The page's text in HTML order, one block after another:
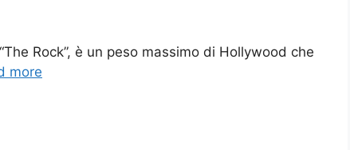
Rock”, è un peso massimo di Hollywood che
more